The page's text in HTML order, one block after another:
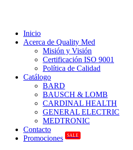
Inicio
Acerca de Quality Med
Misión y Visión
Certificación ISO 9001
Política de Calidad
Catálogo
BARD
BAUSCH & LOMB
CARDINAL HEALTH
GENERAL ELECTRIC
MEDTRONIC
Contacto
Promociones
SALE